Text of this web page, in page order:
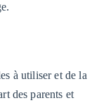
à utiliser et de la
des parents et